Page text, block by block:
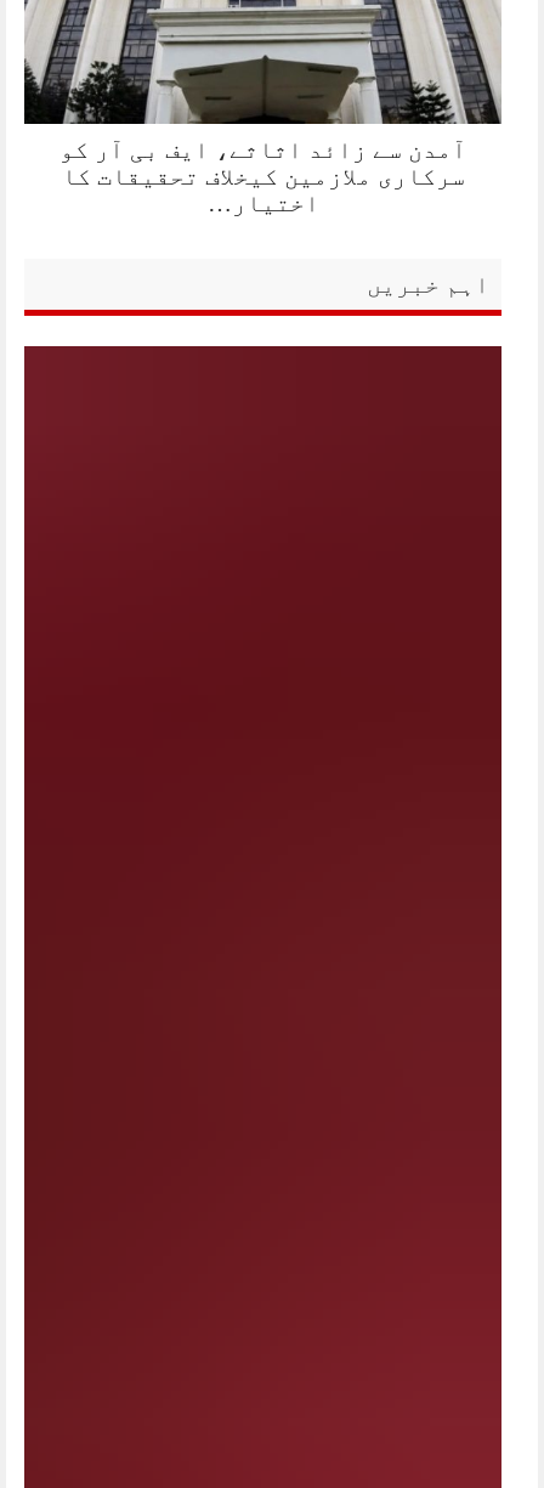
آمدن سے زائد اثاثے، ایف بی آر کو
سرکاری ملازمین کیخلاف تحقیقات کا
اختیار…
اہم خبریں